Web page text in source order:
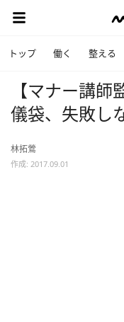
トップ 働く 整える
【マナー講
儀袋、失敗し
林拓鶯
作成: 2017.09.01